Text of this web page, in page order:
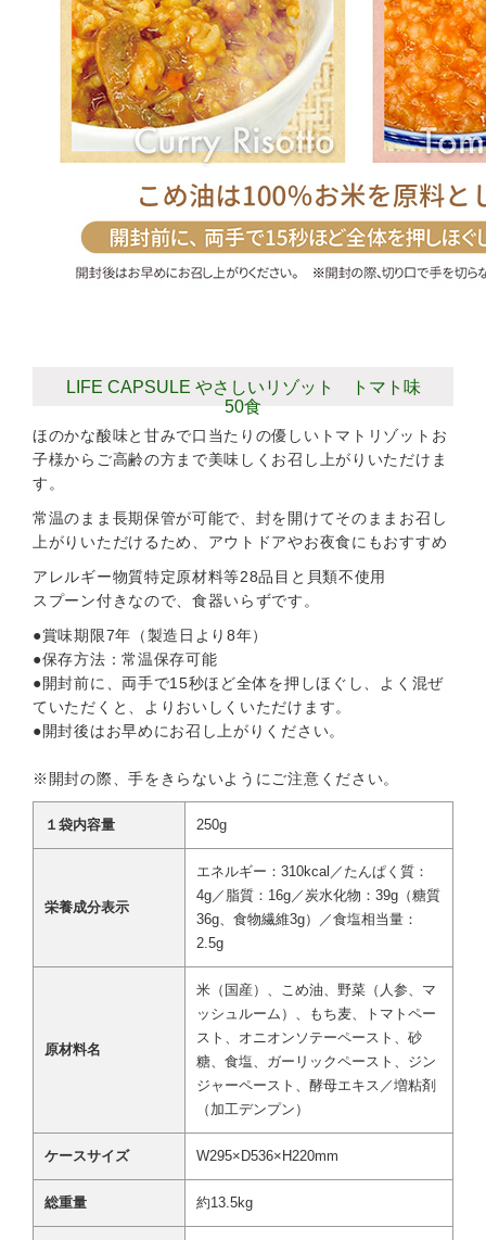
LIFE CAPSULE やさしいリゾット トマト味
50食
ほのかな酸味と甘みで口当たりの優しいトマトリゾットお
子様からご高齢の方まで美味しくお召し上がりいただけま
す。
常温のまま長期保管が可能で、封を開けてそのままお召し
上がりいただけるため、アウトドアやお夜食にもおすすめ
アレルギー物質特定原材料等28品目と貝類不使用
スプーン付きなので、食器いらずです。
●賞味期限7年（製造日より8年）
●保存方法：常温保存可能
●開封前に、両手で15秒ほど全体を押しほぐし、よく混ぜ
ていただくと、よりおいしくいただけます。
●開封後はお早めにお召し上がりください。
※開封の際、手をきらないようにご注意ください。
１袋内容量 250g
栄養成分表示
エネルギー：310kcal／たんぱく質：
4g／脂質：16g／炭水化物：39g（糖質
36g、食物繊維3g）／食塩相当量：
2.5g
原材料名
米（国産）、こめ油、野菜（人参、マ
ッシュルーム）、もち麦、トマトペー
スト、オニオンソテーペースト、砂
糖、食塩、ガーリックペースト、ジン
ジャーペースト、酵母エキス／増粘剤
（加工デンプン）
ケースサイズ W295×D536×H220mm
総重量 約13.5kg